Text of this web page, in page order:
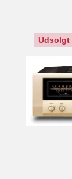
Udsolgt